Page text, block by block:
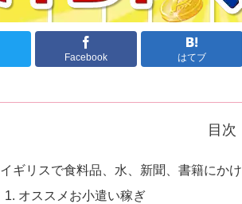
Facebook はてブ
目次
イギリスで食料品、水、新聞、書籍にか
オススメお小遣い稼ぎ